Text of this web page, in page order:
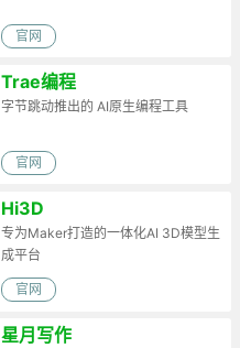
官网
Trae编程
字节跳动推出的 AI原生编程工具
官网
Hi3D
专为Maker打造的一体化AI 3D模型生
成平台
官网
星月写作